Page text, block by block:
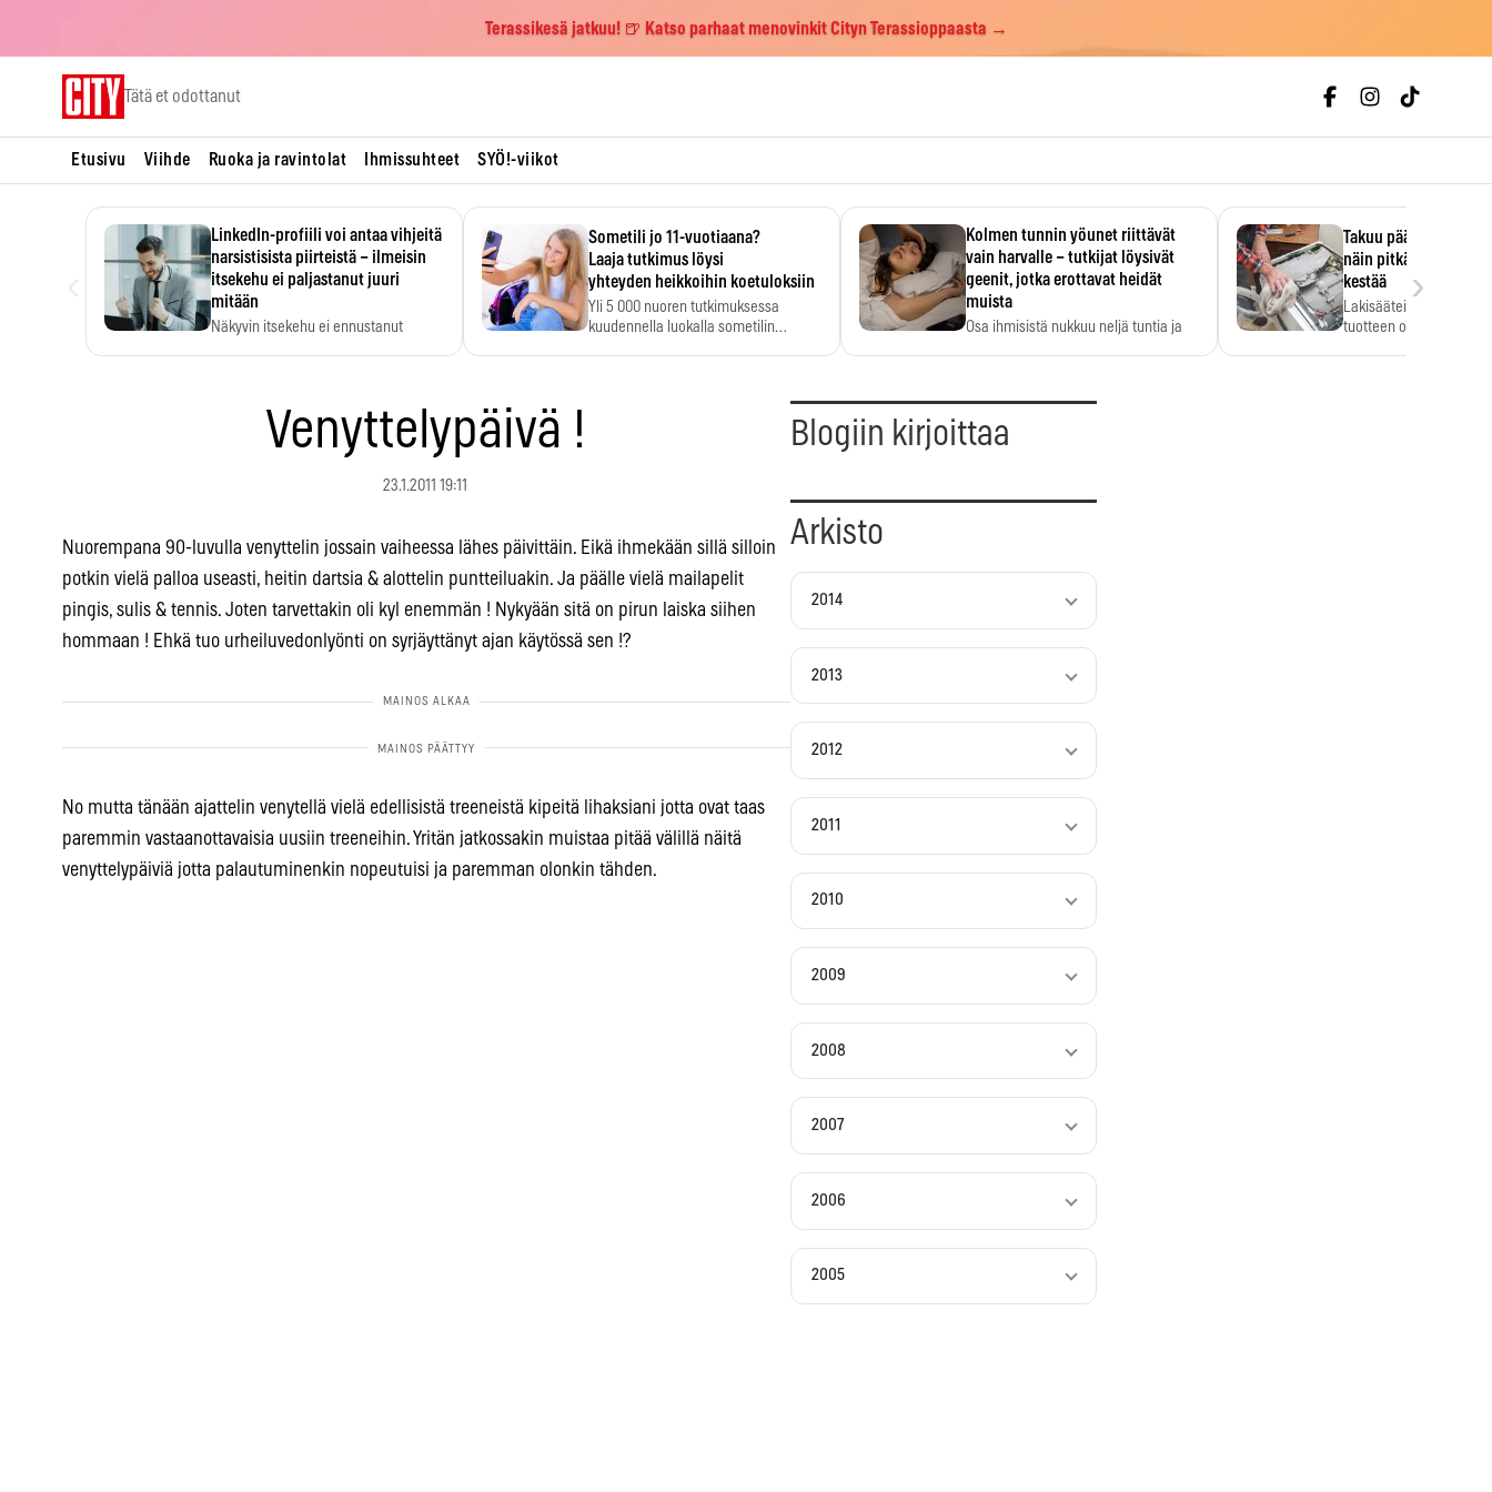
Terassikesä jatkuu! 🍺 Katso parhaat menovinkit Cityn Terassioppaasta →
Tätä et odottanut
Etusivu Viihde Ruoka ja ravintolat Ihmissuhteet SYÖ!-viikot
LinkedIn-profiili voi antaa vihjeitä
narsistisista piirteistä – ilmeisin
itsekehu ei paljastanut juuri
mitään
Näkyvin itsekehu ei ennustanut
Sometili jo 11-vuotiaana?
Laaja tutkimus löysi
yhteyden heikkoihin koetuloksiin
Yli 5 000 nuoren tutkimuksessa
kuudennella luokalla sometilin…
Kolmen tunnin yöunet riittävät
vain harvalle – tutkijat löysivät
geenit, jotka erottavat heidät
muista
Osa ihmisistä nukkuu neljä tuntia ja
Takuu päättyi,
näin pitkään
kestää
Lakisääteinen
tuotteen oletetun
›
Venyttelypäivä !
23.1.2011 19:11
Nuorempana 90-luvulla venyttelin jossain vaiheessa lähes päivittäin. Eikä ihmekään sillä silloin
potkin vielä palloa useasti, heitin dartsia & alottelin puntteiluakin. Ja päälle vielä mailapelit
pingis, sulis & tennis. Joten tarvettakin oli kyl enemmän ! Nykyään sitä on pirun laiska siihen
hommaan ! Ehkä tuo urheiluvedonlyönti on syrjäyttänyt ajan käytössä sen !?
No mutta tänään ajattelin venytellä vielä edellisistä treeneistä kipeitä lihaksiani jotta ovat taas
paremmin vastaanottavaisia uusiin treeneihin. Yritän jatkossakin muistaa pitää välillä näitä
venyttelypäiviä jotta palautuminenkin nopeutuisi ja paremman olonkin tähden.
Blogiin kirjoittaa
Arkisto
2014
2013
2012
2011
2010
2009
2008
2007
2006
2005